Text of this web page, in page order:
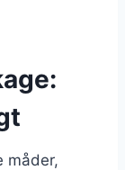
måder,